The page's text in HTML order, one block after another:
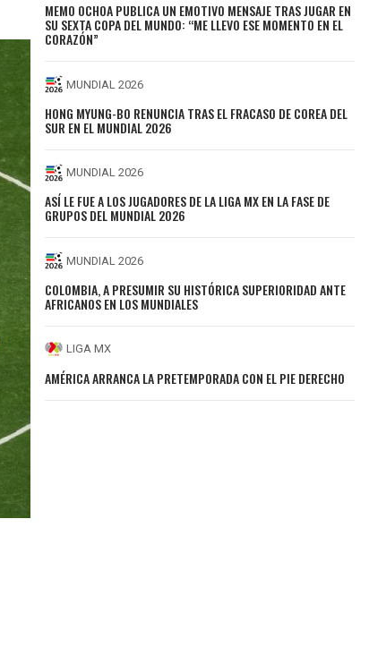
MEMO OCHOA PUBLICA UN EMOTIVO MENSAJE TRAS JUGAR EN
SU SEXTA COPA DEL MUNDO: “ME LLEVO ESE MOMENTO EN EL
CORAZÓN”
MUNDIAL 2026
HONG MYUNG-BO RENUNCIA TRAS EL FRACASO DE COREA DEL
SUR EN EL MUNDIAL 2026
MUNDIAL 2026
ASÍ LE FUE A LOS JUGADORES DE LA LIGA MX EN LA FASE DE
GRUPOS DEL MUNDIAL 2026
MUNDIAL 2026
COLOMBIA, A PRESUMIR SU HISTÓRICA SUPERIORIDAD ANTE
AFRICANOS EN LOS MUNDIALES
LIGA MX
AMÉRICA ARRANCA LA PRETEMPORADA CON EL PIE DERECHO